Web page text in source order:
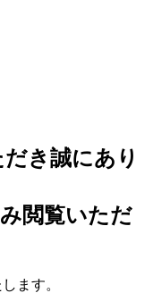
き誠にあり
閲覧いただ
ます。